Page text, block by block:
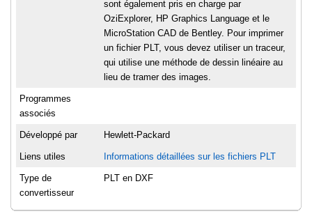
sont également pris en charge par
OziExplorer, HP Graphics Language et le
MicroStation CAD de Bentley. Pour imprimer
un fichier PLT, vous devez utiliser un traceur,
qui utilise une méthode de dessin linéaire au
lieu de tramer des images.
Programmes
associés
Développé par Hewlett-Packard
Liens utiles Informations détaillées sur les fichiers PLT
Type de
convertisseur
PLT en DXF